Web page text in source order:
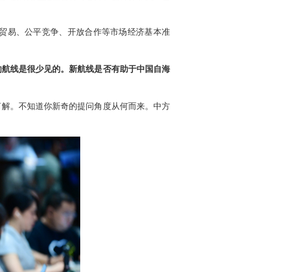
易、公平竞争、开放合作等市场经济基本准
线是很少见的。新航线是否有助于中国自海
。不知道你新奇的提问角度从何而来。中方